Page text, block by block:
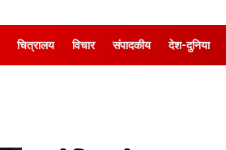
चित्रालय विचार संपादकीय देश-दुनिया